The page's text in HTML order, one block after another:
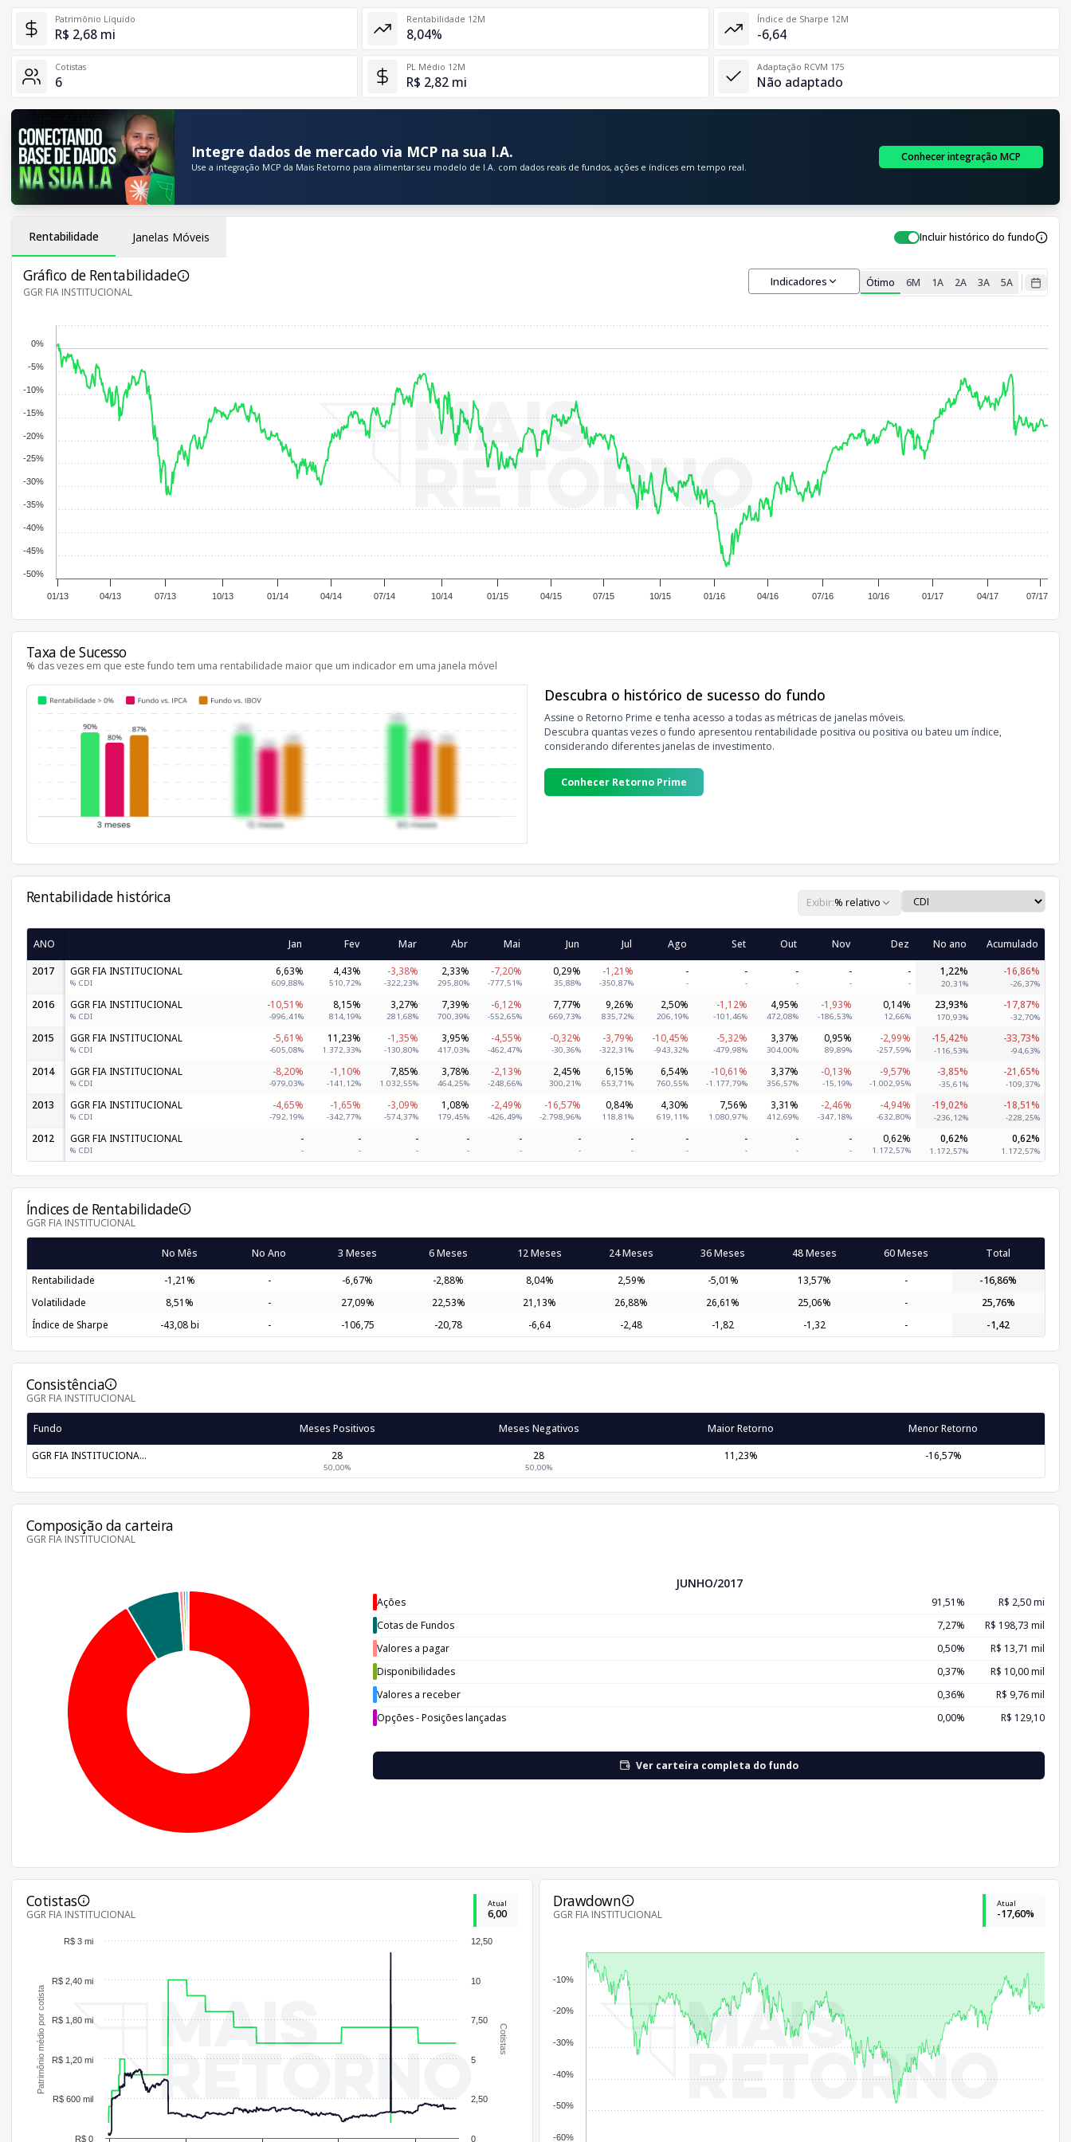
Patrimônio Líquido
R$ 2,68 mi
Rentabilidade 12M
8,04%
Índice de Sharpe 12M
-6,64
Cotistas
6
PL Médio 12M
R$ 2,82 mi
Adaptação RCVM 175
Não adaptado
Integre dados de mercado via MCP na sua I.A.
Use a integração MCP da Mais Retorno para alimentar seu modelo de I.A. com dados reais de fundos, ações e índices em tempo real.
Conhecer integração MCP
Rentabilidade Janelas Móveis Incluir histórico do fundo
Gráfico de Rentabilidade
GGR FIA INSTITUCIONAL
Indicadores Ótimo 6M 1A 2A 3A 5A
01/13 04/13 07/13 10/13 01/14 04/14 07/14 10/14 01/15 04/15 07/15 10/15 01/16 04/16 07/16 10/16 01/17 04/17 07/17
-50%
-45%
-40%
-35%
-30%
-25%
-20%
-15%
-10%
-5%
0%
Taxa de Sucesso
% das vezes em que este fundo tem uma rentabilidade maior que um indicador em uma janela móvel
Descubra o histórico de sucesso do fundo
Assine o Retorno Prime e tenha acesso a todas as métricas de janelas móveis.
Descubra quantas vezes o fundo apresentou rentabilidade positiva ou positiva ou bateu um índice,
considerando diferentes janelas de investimento.
Conhecer Retorno Prime
Rentabilidade histórica Exibir:% relativo
ANO Jan Fev Mar Abr Mai Jun Jul Ago Set Out Nov Dez No ano
Acumulado
2017
GGR FIA INSTITUCIONAL
% CDI
6,63%
609,88%
4,43%
510,72%
-3,38%
-322,23%
2,33%
295,80%
-7,20%
-777,51%
0,29%
35,88%
-1,21%
-350,87%
-
-
-
-
-
-
-
-
-
-
1,22%
20,31%
-16,86%
-26,37%
2016 GGR FIA INSTITUCIONAL
% CDI
-10,51%
-996,41%
8,15%
814,19%
3,27%
281,68%
7,39%
700,39%
-6,12%
-552,65%
7,77%
669,73%
9,26%
835,72%
2,50%
206,19%
-1,12%
-101,46%
4,95%
472,08%
-1,93%
-186,53%
0,14%
12,66%
23,93%
170,93%
-17,87%
-32,70%
2015 GGR FIA INSTITUCIONAL
% CDI
-5,61%
-605,08%
11,23%
1.372,33%
-1,35%
-130,80%
3,95%
417,03%
-4,55%
-462,47%
-0,32%
-30,36%
-3,79%
-322,31%
-10,45%
-943,32%
-5,32%
-479,98%
3,37%
304,00%
0,95%
89,89%
-2,99%
-257,59%
-15,42%
-116,53%
-33,73%
-94,63%
2014 GGR FIA INSTITUCIONAL
% CDI
-8,20%
-979,03%
-1,10%
-141,12%
7,85%
1.032,55%
3,78%
464,25%
-2,13%
-248,66%
2,45%
300,21%
6,15%
653,71%
6,54%
760,55%
-10,61%
-1.177,79%
3,37%
356,57%
-0,13%
-15,19%
-9,57%
-1.002,95%
-3,85%
-35,61%
-21,65%
-109,37%
2013 GGR FIA INSTITUCIONAL
% CDI
-4,65%
-792,19%
-1,65%
-342,77%
-3,09%
-574,37%
1,08%
179,45%
-2,49%
-426,49%
-16,57%
-2.798,96%
0,84%
118,81%
4,30%
619,11%
7,56%
1.080,97%
3,31%
412,69%
-2,46%
-347,18%
-4,94%
-632,80%
-19,02%
-236,12%
-18,51%
-228,25%
2012 GGR FIA INSTITUCIONAL
% CDI
-
-
-
-
-
-
-
-
-
-
-
-
-
-
-
-
-
-
-
-
-
-
0,62%
1.172,57%
0,62%
1.172,57%
0,62%
1.172,57%
Índices de Rentabilidade
GGR FIA INSTITUCIONAL
No Mês No Ano 3 Meses 6 Meses 12 Meses 24 Meses 36 Meses 48 Meses 60 Meses Total
Rentabilidade -1,21% - -6,67% -2,88% 8,04% 2,59% -5,01% 13,57% - -16,86%
Volatilidade 8,51% - 27,09% 22,53% 21,13% 26,88% 26,61% 25,06% - 25,76%
Índice de Sharpe -43,08 bi - -106,75 -20,78 -6,64 -2,48 -1,82 -1,32 - -1,42
Consistência
GGR FIA INSTITUCIONAL
Fundo Meses Positivos Meses Negativos Maior Retorno Menor Retorno
GGR FIA INSTITUCIONA... 28
50,00%
28
50,00%
11,23% -16,57%
Composição da carteira
GGR FIA INSTITUCIONAL
JUNHO/2017
Ações 91,51%
R$ 2,50 mi
Cotas de Fundos
7,27%
R$ 198,73 mil
Valores a pagar
0,50%
R$ 13,71 mil
Disponibilidades
0,37%
R$ 10,00 mil
Valores a receber
0,36%
R$ 9,76 mil
Opções - Posições lançadas
0,00% R$ 129,10
Ver carteira completa do fundo
Cotistas
GGR FIA INSTITUCIONAL
Atual
6,00
Cotistas
Patrimônio médio por cotista
0
2,50
5
7,50
10
12,50
R$ 0
R$ 600 mil
R$ 1,20 mi
R$ 1,80 mi
R$ 2,40 mi
R$ 3 mi
Drawdown
GGR FIA INSTITUCIONAL
Atual
-17,60%
-60%
-50%
-40%
-30%
-20%
-10%